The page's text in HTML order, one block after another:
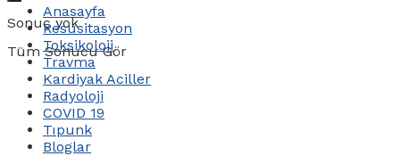
Sonuç yok
Tüm Sonucu Gör
Anasayfa
Resusitasyon
Toksikoloji
Travma
Kardiyak Aciller
Radyoloji
COVID 19
Tıpunk
Bloglar